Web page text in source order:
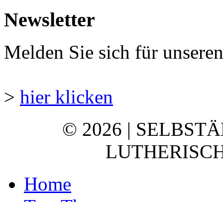
Newsletter
Melden Sie sich für
> hier klicken
© 2026 |
Home